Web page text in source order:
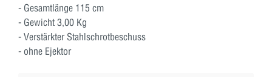
- Gesamtlänge 115 cm
- Gewicht 3,00 Kg
- Verstärkter Stahlschrotbeschuss
- ohne Ejektor